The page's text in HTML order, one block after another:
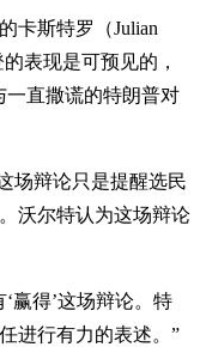
卡斯特罗（Julian
表现是可预见的，
一直撒谎的特朗普对
场辩论只是提醒选民
沃尔特认为这场辩论
赢得’这场辩论。特
进行有力的表述。”